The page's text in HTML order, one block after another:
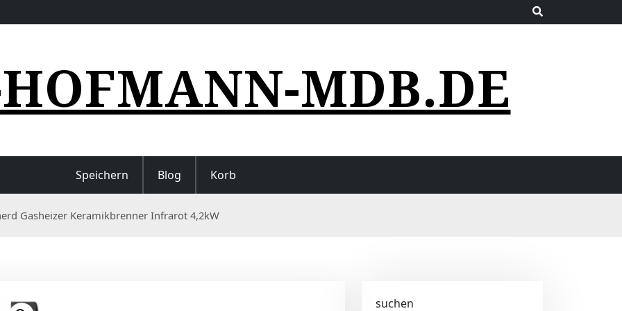
MDB.DE
Speichern Blog Korb
Gasheizer Keramikbrenner Infrarot 4,2kW
suchen